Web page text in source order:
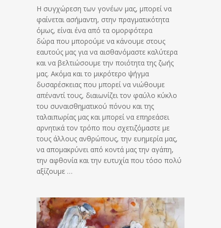
Η συγχώρεση των γονέων μας, μπορεί να
φαίνεται ασήμαντη, στην πραγματικότητα
όμως, είναι ένα από τα ομορφότερα
δώρα που μπορούμε να κάνουμε στους
εαυτούς μας για να αισθανόμαστε καλύτερα
και να βελτιώσουμε την ποιότητα της ζωής
μας. Ακόμα και το μικρότερο ψήγμα
δυσαρέσκειας που μπορεί να νιώθουμε
απέναντί τους, διαιωνίζει τον φαύλο κύκλο
του συναισθηματικού πόνου και της
ταλαιπωρίας μας και μπορεί να επηρεάσει
αρνητικά τον τρόπο που σχετιζόμαστε με
τους άλλους ανθρώπους, την ευημερία μας,
να απομακρύνει από κοντά μας την αγάπη,
την αφθονία και την ευτυχία που τόσο πολύ
αξίζουμε …